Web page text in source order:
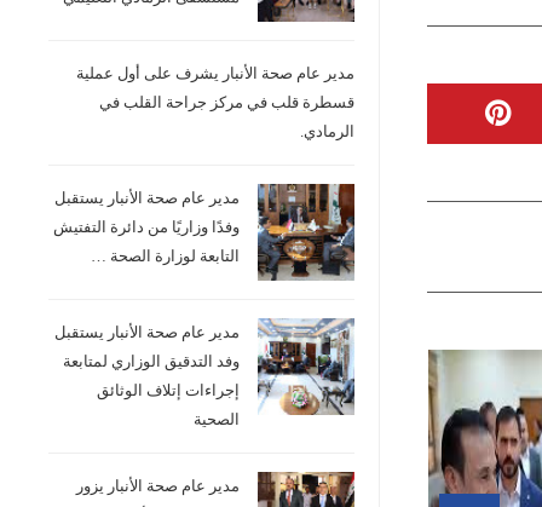
مدير عام صحة الأنبار يشرف على أول عملية
قسطرة قلب في مركز جراحة القلب في
الرمادي.
مدير عام صحة الأنبار يستقبل
وفدًا وزاريًا من دائرة التفتيش
التابعة لوزارة الصحة …
مدير عام صحة الأنبار يستقبل
وفد التدقيق الوزاري لمتابعة
إجراءات إتلاف الوثائق
الصحية
مدير عام صحة الأنبار يزور